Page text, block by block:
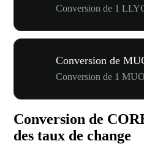
Conversion de 1
Conversion de
Conversion de 1
Conversion de
des taux de change